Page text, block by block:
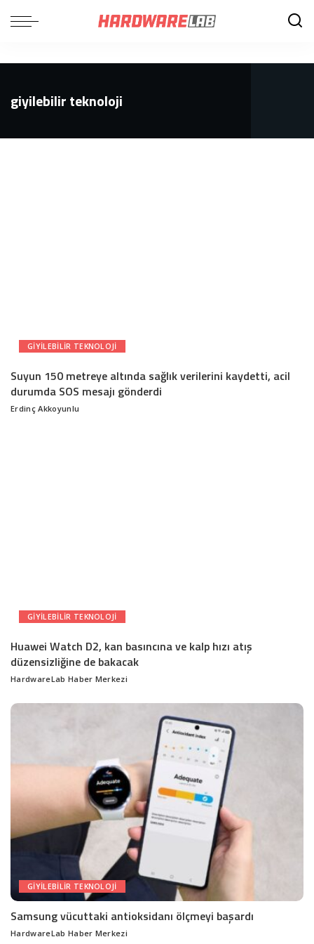
giyilebilir teknoloji
GIYILEBILIR TEKNOLOJI
Suyun 150 metreye altında sağlık verilerini kaydetti, acil
durumda SOS mesajı gönderdi
Posted
Erdinç Akkoyunlu
GIYILEBILIR TEKNOLOJI
Huawei Watch D2, kan basıncına ve kalp hızı atış
düzensizliğine de bakacak
Posted
HardwareLab Haber Merkezi
GIYILEBILIR TEKNOLOJI
Samsung vücuttaki antioksidanı ölçmeyi başardı
Posted
HardwareLab Haber Merkezi